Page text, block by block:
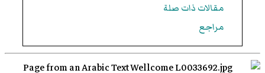
مقالات ذات صلة
مراجع